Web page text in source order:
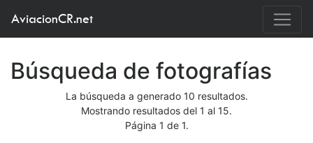
AviacionCR.net
Búsqueda de fotografías
La búsqueda a generado 10 resultados.
Mostrando resultados del 1 al 15.
Página 1 de 1.